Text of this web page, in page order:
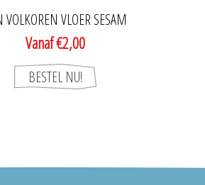
VOLKOREN VLOER SESAM
Vanaf €2,00